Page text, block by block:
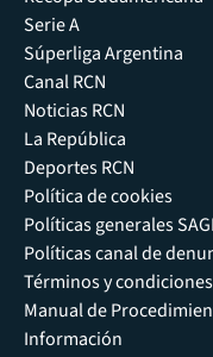
Serie A
Súperliga Argentina
Canal RCN
Noticias RCN
La República
Deportes RCN
Política de cookies
Políticas generales
Políticas canal de
Términos y condiciones
Manual de
Información